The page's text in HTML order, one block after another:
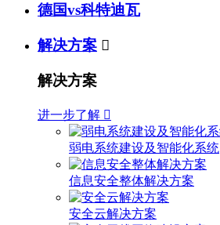
德国vs科特迪瓦
解决方案 
解决方案
进一步了解 
弱电系统建设及智能化系统
信息安全整体解决方案
安全云解决方案